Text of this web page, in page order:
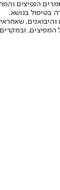
הנפיצים
בטיפול בנושא.